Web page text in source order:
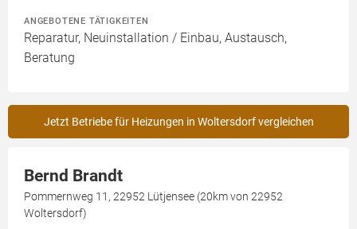
ANGEBOTENE TÄTIGKEITEN
Reparatur, Neuinstallation / Einbau, Austausch,
Beratung
Jetzt Betriebe für Heizungen in Woltersdorf vergleichen
Bernd Brandt
Pommernweg 11, 22952 Lütjensee (20km von 22952
Woltersdorf)